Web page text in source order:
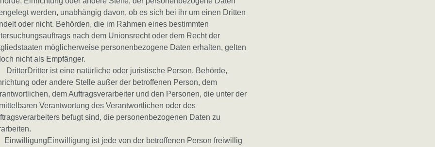
werden, unabhängig davon, ob es sich bei ihr um einen Dritten
oder nicht. Behörden, die im Rahmen eines bestimmten
nach dem Unionsrecht oder dem Recht der
möglicherweise personenbezogene Daten erhalten, gelten
nicht als Empfänger.
ist eine natürliche oder juristische Person, Behörde,
oder andere Stelle außer der betroffenen Person, dem
dem Auftragsverarbeiter und den Personen, die unter der
Verantwortung des Verantwortlichen oder des
befugt sind, die personenbezogenen Daten zu
ist jede von der betroffenen Person freiwillig